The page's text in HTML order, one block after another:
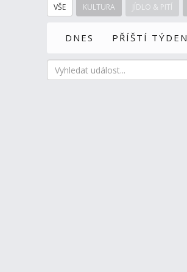
VŠE KULTURA JÍDLO & PITÍ
DNES PŘÍŠTÍ TÝDEN